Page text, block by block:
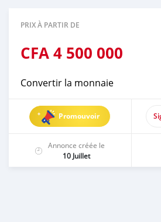
PRIX À PARTIR DE
CFA4 500 000
Convertir la monnaie
Promouvoir
Annonce créée le
10 Juillet